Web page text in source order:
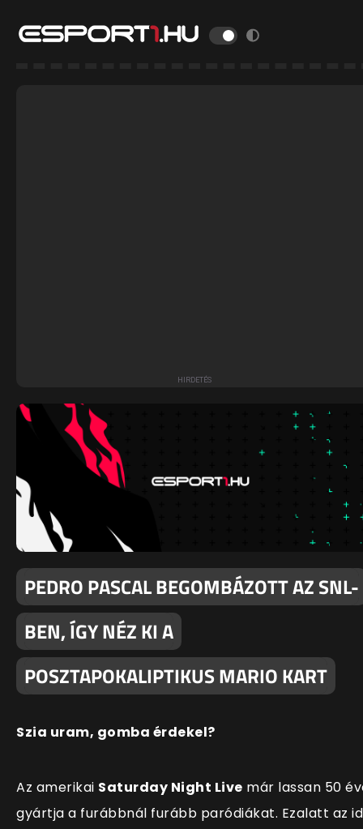
PEDRO PASCAL BEGOMBÁZOTT AZ SNL-
BEN, ÍGY NÉZ KI A
POSZTAPOKALIPTIKUS MARIO KART
Szia uram, gomba érdekel?
Az amerikai Saturday Night Live már lassan 50
gyártja a furábbnál furább paródiákat. Ezalatt az